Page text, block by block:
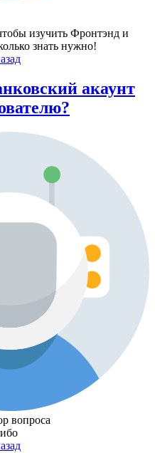
изучить Фронтэнд и
знать нужно!
акаунт
вопроса